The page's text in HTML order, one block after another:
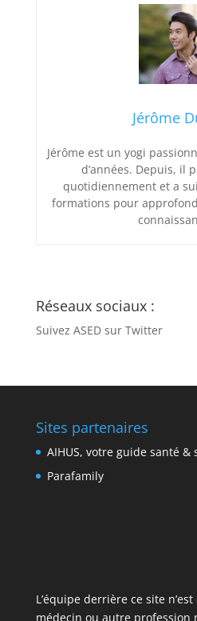
Jérôme
Jérôme est un yogi
d’années. Depuis, il
quotidiennement et a
formations pour
Réseaux sociaux :
Suivez ASED sur Twitter
Sites partenaires
AIHUS, votre guide santé &
Parafamily
L’équipe derrière ce site
médecin ou autre profession